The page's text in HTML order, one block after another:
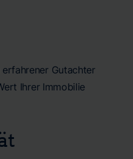
Gutachter
Ihrer Immobilie